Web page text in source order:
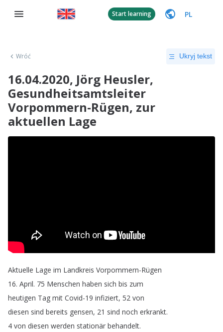
Start learning PL
Wróć Ukryj tekst
16.04.2020, Jörg Heusler,
Gesundheitsamtsleiter
Vorpommern-Rügen, zur
aktuellen Lage
Aktuelle Lage im Landkreis Vorpommern-Rügen
16. April. 75 Menschen haben sich bis zum
heutigen Tag mit Covid-19 infiziert, 52 von
diesen sind bereits gensen, 21 sind noch erkrankt.
4 von diesen werden stationär behandelt.